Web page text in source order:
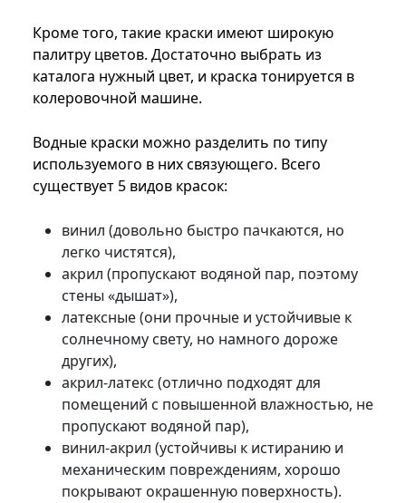
Кроме того, такие краски имеют широкую
палитру цветов. Достаточно выбрать из
каталога нужный цвет, и краска тонируется в
колеровочной машине.
Водные краски можно разделить по типу
используемого в них связующего. Всего
существует 5 видов красок:
винил (довольно быстро пачкаются, но
легко чистятся),
акрил (пропускают водяной пар, поэтому
стены «дышат»),
латексные (они прочные и устойчивые к
солнечному свету, но намного дороже
других),
акрил-латекс (отлично подходят для
помещений с повышенной влажностью, не
пропускают водяной пар),
винил-акрил (устойчивы к истиранию и
механическим повреждениям, хорошо
покрывают окрашенную поверхность).